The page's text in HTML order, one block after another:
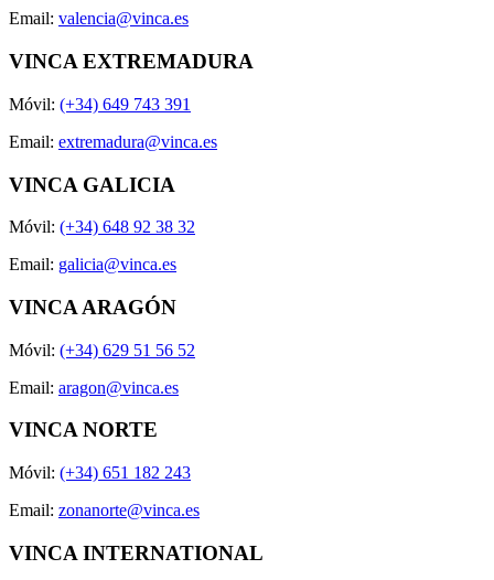
Email: valencia@vinca.es
VINCA EXTREMADURA
Móvil: (+34) 649 743 391
Email: extremadura@vinca.es
VINCA GALICIA
Móvil: (+34) 648 92 38 32
Email: galicia@vinca.es
VINCA ARAGÓN
Móvil: (+34) 629 51 56 52
Email: aragon@vinca.es
VINCA NORTE
Móvil: (+34) 651 182 243
Email: zonanorte@vinca.es
VINCA INTERNATIONAL